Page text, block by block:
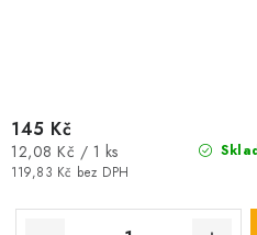
119,83 Kč bez DPH
145 Kč
Měrná
cena:
12,08 Kč / 1 ks